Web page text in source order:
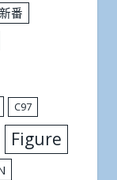
番
C97
Figure